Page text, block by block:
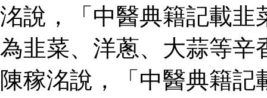
洺說，「中醫典籍記載韭
為韭菜、洋蔥、大蒜等辛
陳稼洺說，「中醫典籍